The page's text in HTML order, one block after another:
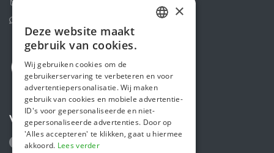
Volg ons
ENGLISH
×
Deze website maakt
gebruik van cookies.
Wij gebruiken cookies om de
gebruikerservaring te verbeteren en voor
advertentiepersonalisatie. Wij maken
gebruik van cookies en mobiele advertentie-
ID's voor gepersonaliseerde en niet-
gepersonaliseerde advertenties. Door op
'Alles accepteren' te klikken, gaat u hiermee
akkoord. Lees verder